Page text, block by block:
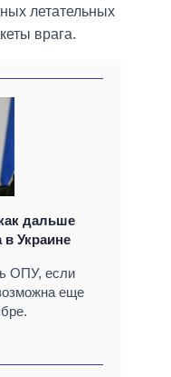
летательных
врага.
дальше
в Украине
ОПУ, если
еще